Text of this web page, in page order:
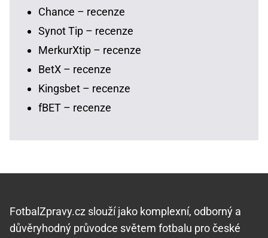
Chance – recenze
Synot Tip – recenze
MerkurXtip – recenze
BetX – recenze
Kingsbet – recenze
fBET – recenze
FotbalZpravy.cz slouží jako komplexní, odborný a
důvěryhodný průvodce světem fotbalu pro české